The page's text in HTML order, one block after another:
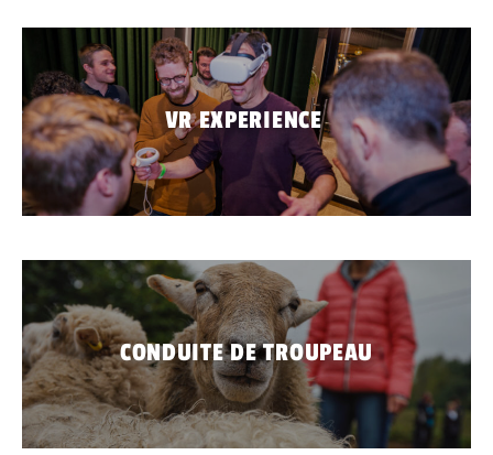
LIEUX
DE TOUCHÉ
VR EXPERIENCE
CONDUITE DE TROUPEAU